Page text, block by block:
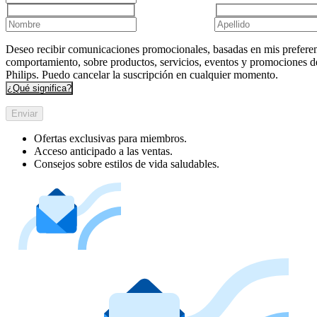
Deseo recibir comunicaciones promocionales, basadas en mis
comportamiento, sobre productos, servicios, eventos y promociones
Philips. Puedo cancelar la suscripción en cualquier momento.
¿Qué significa?
Enviar
Ofertas exclusivas para miembros.
Acceso anticipado a las ventas.
Consejos sobre estilos de vida saludables.